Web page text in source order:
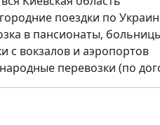
поездки по
в пансионаты,
с вокзалов и аэропортов
перевозки (по